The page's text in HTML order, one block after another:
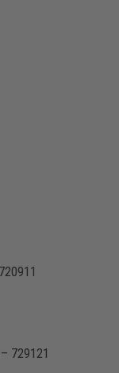
– 729121